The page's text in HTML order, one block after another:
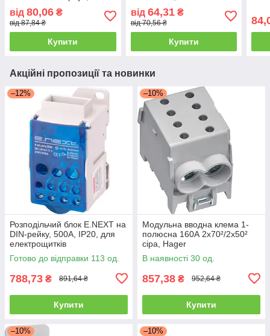
від 80,06 ₴
від 87,84 ₴
Купити
від 64,31₴
від 70,56 ₴
Купити
Акційні пропозиції та новинки
–12%
Розподільчий блок E.NEXT на
DIN-рейку, 500А, IP20, для
електрощитків
Готово до відправки 113 од.
788,73 ₴ 891,64 ₴
Купити
–10%
Модульна вводна клема 1-
полюсна 160А 2x70²/2x50²
сіра, Hager
В наявності 30 од.
857,38 ₴ 952,64 ₴
Купити
–10% –10%